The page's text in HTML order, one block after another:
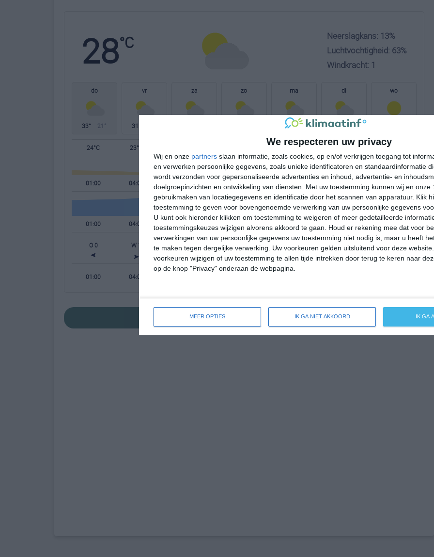
We respecteren uw privacy
Wij en onze partners slaan informatie, zoals cookies, op en/of verkrijgen toegang tot
en verwerken persoonlijke gegevens, zoals unieke identificatoren en standaardinformatie
wordt verzonden voor gepersonaliseerde advertenties en inhoud, advertentie- en
doelgroepinzichten en ontwikkeling van diensten.
Met uw toestemming kunnen wij en onze
gebruikmaken van locatiegegevens en identificatie door het scannen van apparatuur. Klik
toestemming te geven voor bovengenoemde verwerking van uw persoonlijke gegevens
U kunt ook hieronder klikken om toestemming te weigeren of meer gedetailleerde
toestemmingskeuzes wijzigen alvorens akkoord te gaan.
Houd er rekening mee dat voor
verwerkingen van uw persoonlijke gegevens uw toestemming niet nodig is, maar u heeft
te maken tegen dergelijke verwerking. Uw voorkeuren gelden uitsluitend voor deze
voorkeuren wijzigen of uw toestemming te allen tijde intrekken door terug te keren naar
op de knop "Privacy" onderaan de webpagina.
MEER OPTIES IK GA NIET AKKOORD IK GA
28°C
Neerslagkans: 13%
Luchtvochtigheid: 63%
Windkracht: 1
do
33° 21°
vr
31°
za zo ma
34° 21°
di
35° 19°
wo
24°C 23°C 32°C 33°C 32°C 27°C
01:00 04:00 07:00 10:00 16:00 22:00
01:00 04:00 07:00 10:00 16:00 22:00
O 0 W 1 WNW 1 NNO 2 ONO 2 NO 2 N 1
01:00 04:00
bekijk de uitgebreide weersverwachting voor Cortandone